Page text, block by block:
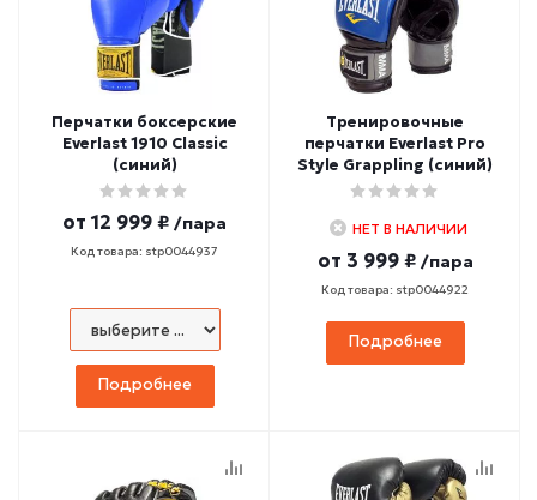
Перчатки боксерские
Everlast 1910 Classic
(синий)
от 12 999 ₽ /пара
Код товара: stp0044937
Подробнее
Тренировочные
перчатки Everlast Pro
Style Grappling (синий)
НЕТ В НАЛИЧИИ
от 3 999 ₽ /пара
Код товара: stp0044922
Подробнее